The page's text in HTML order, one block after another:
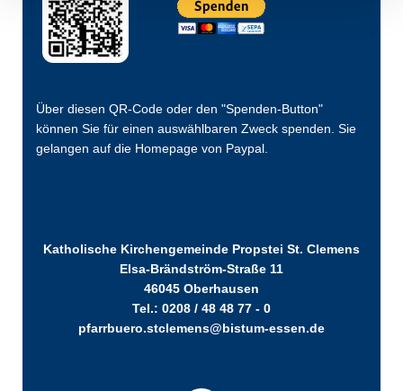
Über diesen QR-Code oder den "Spenden-Button"
können Sie für einen auswählbaren Zweck spenden. Sie
gelangen auf die Homepage von Paypal.
Katholische Kirchengemeinde Propstei St. Clemens
Elsa-Brändström-Straße 11
46045 Oberhausen
Tel.: 0208 / 48 48 77 - 0
pfarrbuero.stclemens@bistum-essen.de